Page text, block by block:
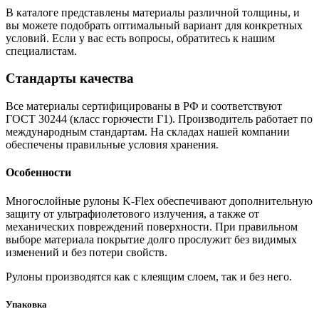
В каталоге представлены материалы различной толщины, и
вы можете подобрать оптимальный вариант для конкретных
условий. Если у вас есть вопросы, обратитесь к нашим
специалистам.
Стандарты качества
Все материалы сертифицированы в РФ и соответствуют
ГОСТ 30244 (класс горючести Г1). Производитель работает по
международным стандартам. На складах нашей компании
обеспечены правильные условия хранения.
Особенности
Многослойные рулоны K-Flex обеспечивают дополнительную
защиту от ультрафиолетового излучения, а также от
механических повреждений поверхности. При правильном
выборе материала покрытие долго прослужит без видимых
изменений и без потери свойств.
Рулоны производятся как с клеящим слоем, так и без него.
Упаковка